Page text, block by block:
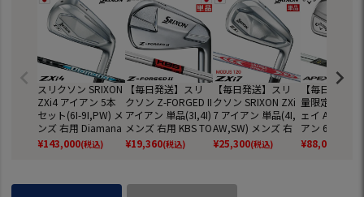
スリクソン SRIXON
ZXi4 アイアン 5本
セット(6I-9I,PW) メ
ンズ 右用 Diamana
ZXi for IRON ダンロ
ップ ZXI ゴルフ ク
¥143,000(税込)
【毎日発送】スリ
クソン Z-FORGED II
アイアン 単品(3I,4I)
メンズ 右用 KBS TO
UR スチールシャフ
ト 日本正規品
¥19,360(税込)
【毎日発送】スリ
クソン SRIXON ZXi
7 アイアン 単品(4I,
AW,SW) メンズ 右
用 N.S.PRO MODUS
3 TOUR 120 ダンロ
¥25,300(税込)
【毎日発送】
量限定】キャ
ェイ APEX
アン 6本セッ
9,PW) メンズ
Dynamic
¥88,000